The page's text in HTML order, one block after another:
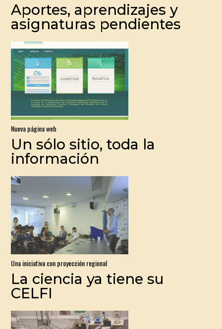
Aportes, aprendizajes y
asignaturas pendientes
Nueva página web
Un sólo sitio, toda la
información
Una iniciativa con proyección regional
La ciencia ya tiene su
CELFI